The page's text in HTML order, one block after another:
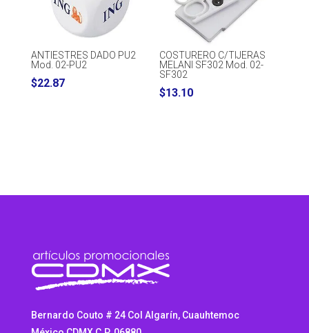
ANTIESTRES DADO PU2
Mod. 02-PU2
$22.87
COSTURERO C/TIJERAS
MELANI SF302 Mod. 02-
SF302
$13.10
Bernardo Couto # 24 Col Algarín, Cuauhtemoc